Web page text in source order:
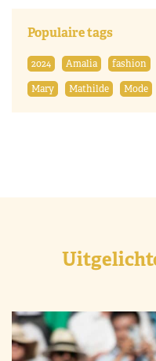
Populaire tags
2024 Amalia fashion
Mary
Mathilde Mode